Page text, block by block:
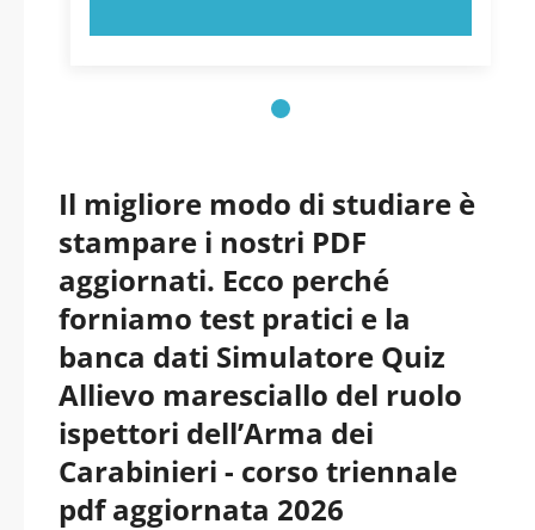
Il migliore modo di studiare è
stampare i nostri PDF
aggiornati. Ecco perché
forniamo test pratici e la
banca dati Simulatore Quiz
Allievo maresciallo del ruolo
ispettori dell’Arma dei
Carabinieri - corso triennale
pdf aggiornata 2026